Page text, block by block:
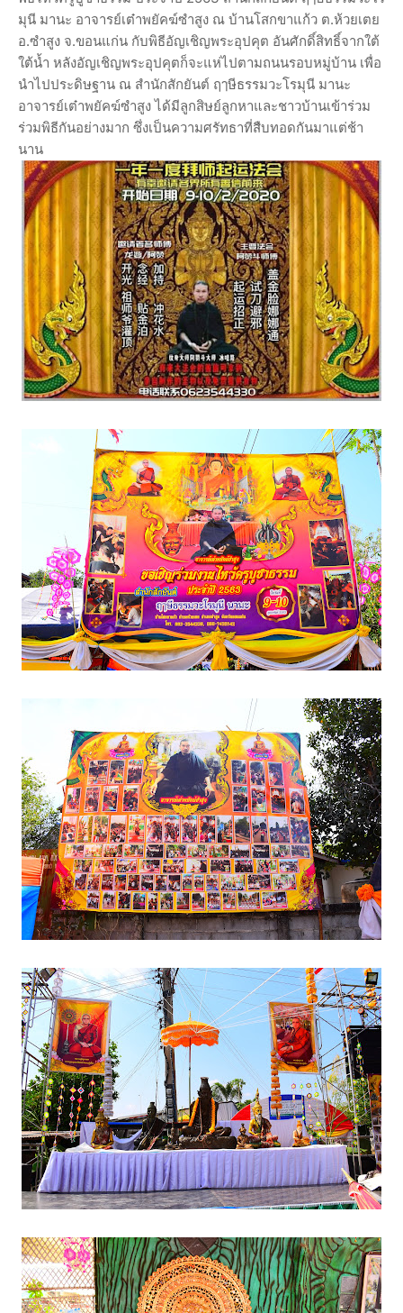
มุนี มานะ อาจารย์เต๋าพยัคฆ์ซำสูง ณ บ้านโสกขาแก้ว ต.ห้วยเตย
อ.ซำสูง จ.ขอนแก่น กับพิธีอัญเชิญพระอุปคุต อันศักดิ์สิทธิ์จากใต้
ใต้น้ำ หลังอัญเชิญพระอุปคุตก็จะแห่ไปตามถนนรอบหมู่บ้าน เพื่อ
นำไปประดิษฐาน ณ สำนักสักยันต์ ฤๅษีธรรมวะโรมุนี มานะ
อาจารย์เต๋าพยัคฆ์ซำสูง ได้มีลูกสิษย์ลูกหาและชาวบ้านเข้าร่วม
ร่วมพิธีกันอย่างมาก ซึ่งเป็นความศรัทธาที่สืบทอดกันมาแต่ช้า
นาน